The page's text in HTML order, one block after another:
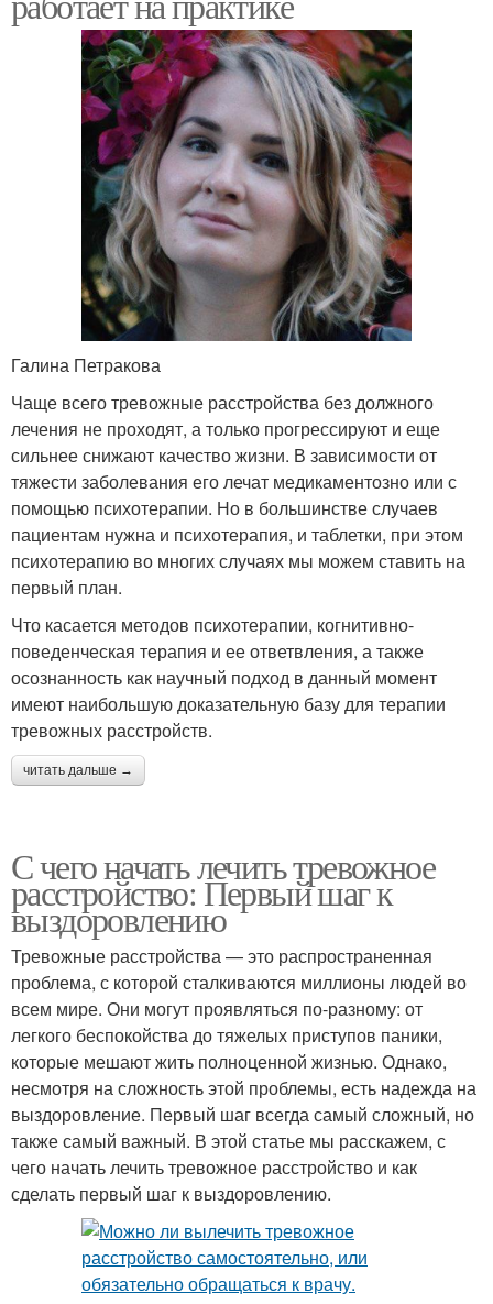
Галина Петракова
Чаще всего тревожные расстройства без должного
лечения не проходят, а только прогрессируют и еще
сильнее снижают качество жизни. В зависимости от
тяжести заболевания его лечат медикаментозно или с
помощью психотерапии. Но в большинстве случаев
пациентам нужна и психотерапия, и таблетки, при этом
психотерапию во многих случаях мы можем ставить на
первый план.
Что касается методов психотерапии, когнитивно-
поведенческая терапия и ее ответвления, а также
осознанность как научный подход в данный момент
имеют наибольшую доказательную базу для терапии
тревожных расстройств.
читать дальше →
С чего начать лечить тревожное
расстройство: Первый шаг к
выздоровлению
Тревожные расстройства — это распространенная
проблема, с которой сталкиваются миллионы людей во
всем мире. Они могут проявляться по-разному: от
легкого беспокойства до тяжелых приступов паники,
которые мешают жить полноценной жизнью. Однако,
несмотря на сложность этой проблемы, есть надежда на
выздоровление. Первый шаг всегда самый сложный, но
также самый важный. В этой статье мы расскажем, с
чего начать лечить тревожное расстройство и как
сделать первый шаг к выздоровлению.